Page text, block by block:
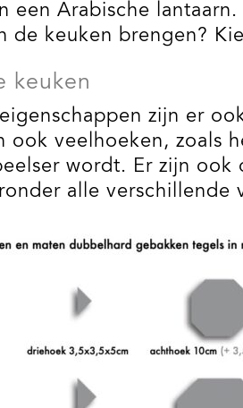
een Arabische
de keuken brengen?
keuken
zijn er
ook veelhoeken, zoals
wordt. Er zijn
alle verschillende